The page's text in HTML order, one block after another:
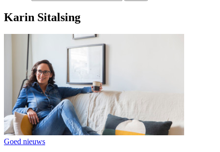
Karin Sitalsing
Goed nieuws